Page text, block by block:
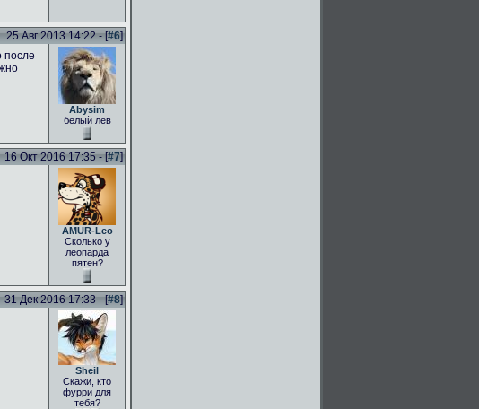
25 Авг 2013 14:22 - [#6]
после
Abysim
белый лев
16 Окт 2016 17:35 - [#7]
AMUR-Leo
Сколько у
леопарда
пятен?
31 Дек 2016 17:33 - [#8]
Sheil
Скажи, кто
фурри для
тебя?